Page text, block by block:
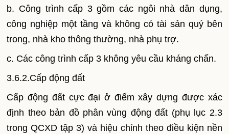
b. Công trình cấp 3 gồm các ngôi nhà dân dụng,
công nghiệp một tầng và không có tài sản quý bên
trong, nhà kho thông thường, nhà phụ trợ.
c. Các công trình cấp 3 không yêu cầu kháng chấn.
3.6.2.Cấp động đất
Cấp động đất cực đại ở điểm xây dựng được xác
định theo bản đồ phân vùng động đất (phụ lục 2.3
trong QCXD tập 3) và hiệu chỉnh theo điều kiện nền